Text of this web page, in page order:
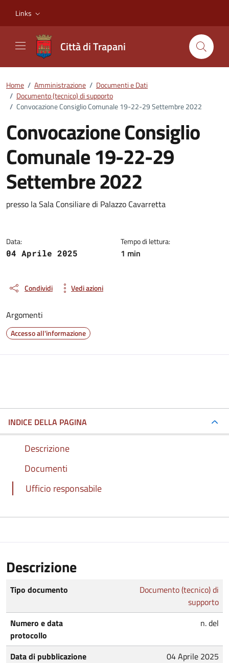
Links
Città di Trapani
Home / Amministrazione / Documenti e Dati
/ Documento (tecnico) di supporto
/ Convocazione Consiglio Comunale 19-22-29 Settembre 2022
Convocazione Consiglio
Comunale 19-22-29
Settembre 2022
Dettagli del documento
presso la Sala Consiliare di Palazzo Cavarretta
Data:
04 Aprile 2025
Tempo di lettura:
1 min
Condividi Vedi azioni
Argomenti
Accesso all'informazione
INDICE DELLA PAGINA
Descrizione
Documenti
Ufficio responsabile
Descrizione
Tipo documento
Documento (tecnico) di
supporto
Numero e data
protocollo
n. del
Data di pubblicazione
04 Aprile 2025